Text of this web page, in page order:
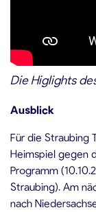
Die Higlights
Ausblick
Für die Straubing
Heimspiel gegen
Programm
Straubing). Am
nach